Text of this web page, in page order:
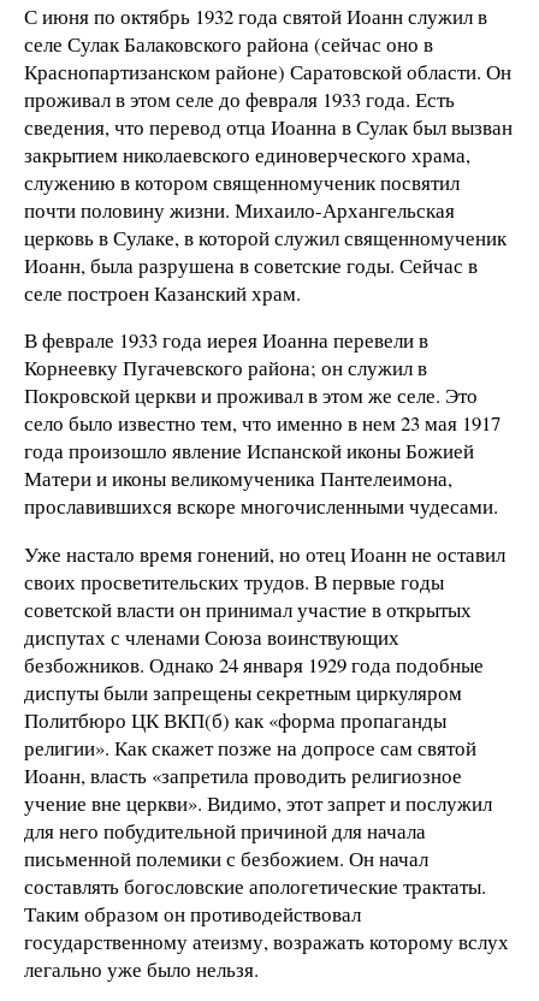
С июня по октябрь 1932 года святой Иоанн служил в
селе Сулак Балаковского района (сейчас оно в
Краснопартизанском районе) Саратовской области. Он
проживал в этом селе до февраля 1933 года. Есть
сведения, что перевод отца Иоанна в Сулак был вызван
закрытием николаевского единоверческого храма,
служению в котором священномученик посвятил
почти половину жизни. Михаило-Архангельская
церковь в Сулаке, в которой служил священномученик
Иоанн, была разрушена в советские годы. Сейчас в
селе построен Казанский храм.
В феврале 1933 года иерея Иоанна перевели в
Корнеевку Пугачевского района; он служил в
Покровской церкви и проживал в этом же селе. Это
село было известно тем, что именно в нем 23 мая 1917
года произошло явление Испанской иконы Божией
Матери и иконы великомученика Пантелеимона,
прославившихся вскоре многочисленными чудесами.
Уже настало время гонений, но отец Иоанн не оставил
своих просветительских трудов. В первые годы
советской власти он принимал участие в открытых
диспутах с членами Союза воинствующих
безбожников. Однако 24 января 1929 года подобные
диспуты были запрещены секретным циркуляром
Политбюро ЦК ВКП(б) как «форма пропаганды
религии». Как скажет позже на допросе сам святой
Иоанн, власть «запретила проводить религиозное
учение вне церкви». Видимо, этот запрет и послужил
для него побудительной причиной для начала
письменной полемики с безбожием. Он начал
составлять богословские апологетические трактаты.
Таким образом он противодействовал
государственному атеизму, возражать которому вслух
легально уже было нельзя.